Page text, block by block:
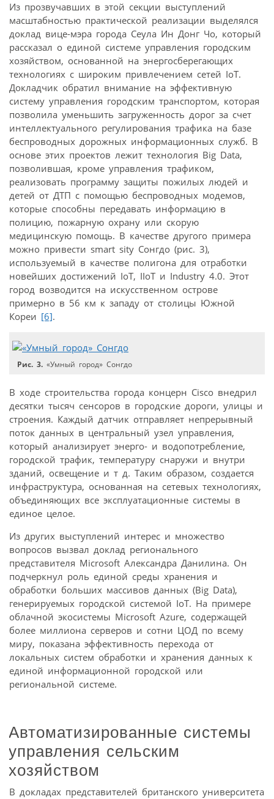
Из прозвучавших в этой секции выступлений
масштабностью практической реализации выделялся
доклад вице-мэра города Сеула Ин Донг Чо, который
рассказал о единой системе управления городским
хозяйством, основанной на энергосберегающих
технологиях с широким привлечением сетей IoT.
Докладчик обратил внимание на эффективную
систему управления городским транспортом, которая
позволила уменьшить загруженность дорог за счет
интеллектуального регулирования трафика на базе
беспроводных дорожных информационных служб. В
основе этих проектов лежит технология Big Data,
позволившая, кроме управления трафиком,
реализовать программу защиты пожилых людей и
детей от ДТП с помощью беспроводных модемов,
которые способны передавать информацию в
полицию, пожарную охрану или скорую
медицинскую помощь. В качестве другого примера
можно привести smart sity Сонгдо (рис. 3),
используемый в качестве полигона для отработки
новейших достижений IoT, IIoT и Industry 4.0. Этот
город возводится на искусственном острове
примерно в 56 км к западу от столицы Южной
Кореи [6].
Рис. 3. «Умный город» Сонгдо
В ходе строительства города концерн Cisco внедрил
десятки тысяч сенсоров в городские дороги, улицы и
строения. Каждый датчик отправляет непрерывный
поток данных в центральный узел управления,
который анализирует энерго- и водопотребление,
городской трафик, температуру снаружи и внутри
зданий, освещение и т д. Таким образом, создается
инфраструктура, основанная на сетевых технологиях,
объединяющих все эксплуатационные системы в
единое целое.
Из других выступлений интерес и множество
вопросов вызвал доклад регионального
представителя Microsoft Александра Данилина. Он
подчеркнул роль единой среды хранения и
обработки больших массивов данных (Big Data),
генерируемых городской системой IoT. На примере
облачной экосистемы Microsoft Azure, содержащей
более миллиона серверов и сотни ЦОД по всему
миру, показана эффективность перехода от
локальных систем обработки и хранения данных к
единой информационной городской или
региональной системе.
Автоматизированные системы
управления сельским
хозяйством
В докладах представителей британского университета